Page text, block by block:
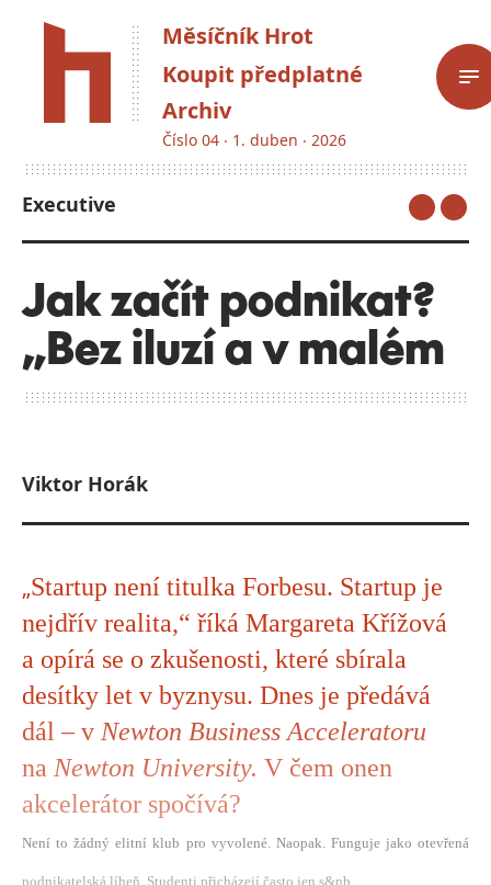
Měsíčník Hrot
Koupit předplatné
Archiv
Číslo 04 ‧ 1. duben ‧ 2026
Executive
Jak začít podnikat?
„Bez iluzí a v malém
Viktor Horák
„Startup není titulka Forbesu. Startup je
nejdřív realita,“ říká Margareta Křížová
a opírá se o zkušenosti, které sbírala
desítky let v byznysu. Dnes je předává
dál – v Newton Business Acceleratoru
na Newton University. V čem onen
akcelerátor spočívá?
Není to žádný elitní klub pro vyvolené. Naopak. Funguje jako otevřená
podnikatelská líheň. Studenti přicházejí často jen s&nb